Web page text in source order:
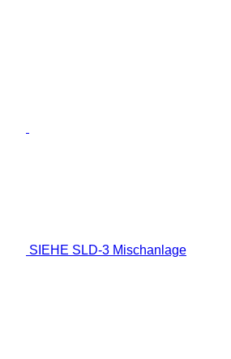
SIEHE SLD-3 Mischanlage